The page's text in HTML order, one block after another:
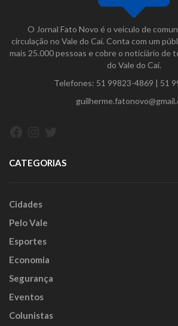
O Jornal Fato Novo é o veículo de
circulação no Vale do Caí. Conta com um
mais 25.000 pessoas e cobre o noticiário de
do Vale do Caí.
Telefones: 51 99823-4869 | 51
CATEGORIAS
Cidades
Pelo Vale
Esportes
Economia
Segurança
Eventos
Colunistas